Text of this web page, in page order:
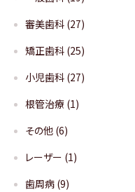
審美歯科 (27)
矯正歯科 (25)
小児歯科 (27)
根管治療 (1)
その他 (6)
レーザー (1)
歯周病 (9)